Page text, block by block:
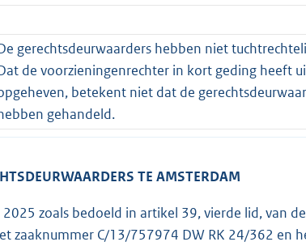
gerechtsdeurwaarders hebben niet
de voorzieningenrechter in kort geding heeft
betekent niet dat de
gehandeld.
TE AMSTERDAM
zoals bedoeld in artikel 39, vierde lid, van
zaaknummer C/13/757974 DW RK 24/362 en